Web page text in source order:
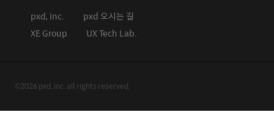
pxd, inc.
pxd 오시는 길
XE Group
UX Tech Lab.
©2026 pxd, inc. all rights reserved.